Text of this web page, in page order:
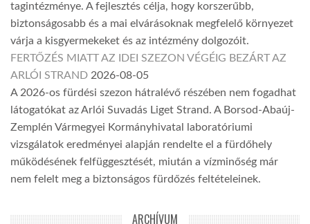
tagintézménye. A fejlesztés célja, hogy korszerűbb,
biztonságosabb és a mai elvárásoknak megfelelő környezet
várja a kisgyermekeket és az intézmény dolgozóit.
FERTŐZÉS MIATT AZ IDEI SZEZON VÉGÉIG BEZÁRT AZ
ARLÓI STRAND 2026-08-05
A 2026-os fürdési szezon hátralévő részében nem fogadhat
látogatókat az Arlói Suvadás Liget Strand. A Borsod-Abaúj-
Zemplén Vármegyei Kormányhivatal laboratóriumi
vizsgálatok eredményei alapján rendelte el a fürdőhely
működésének felfüggesztését, miután a vízminőség már
nem felelt meg a biztonságos fürdőzés feltételeinek.
ARCHÍVUM